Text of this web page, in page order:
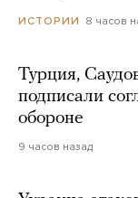
ИСТОРИИ 8 часов
Турция,
подписали
обороне
9 часов назад